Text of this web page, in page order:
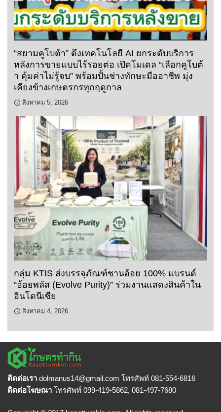
“สยามคูโบต้า” ดึงเทคโนโลยี AI ยกระดับบริการ
หลังการขายแบบไร้รอยต่อ เปิดโมเดล “เลือกคูโบต้
า คุ้มค่าไม่รู้จบ” พร้อมปั้นช่างทักษะมืออาชีพ มุ่ง
เคียงข้างเกษตรกรทุกฤดูกาล
สิงหาคม 5, 2026
กลุ่ม KTIS ส่งบรรจุภัณฑ์ชานอ้อย 100% แบรนด์
“อ้อยพลัส (Evolve Purity)” ร่วมงานแสดงสินค้าใน
อินโดนีเซีย
สิงหาคม 4, 2026
ติดต่อเรา dolmanus14@gmail.com โทรศัพท์ 081-554-6816
ติดต่อโฆษณา โทรศัพท์ 099-419-5862, 081-497-7680